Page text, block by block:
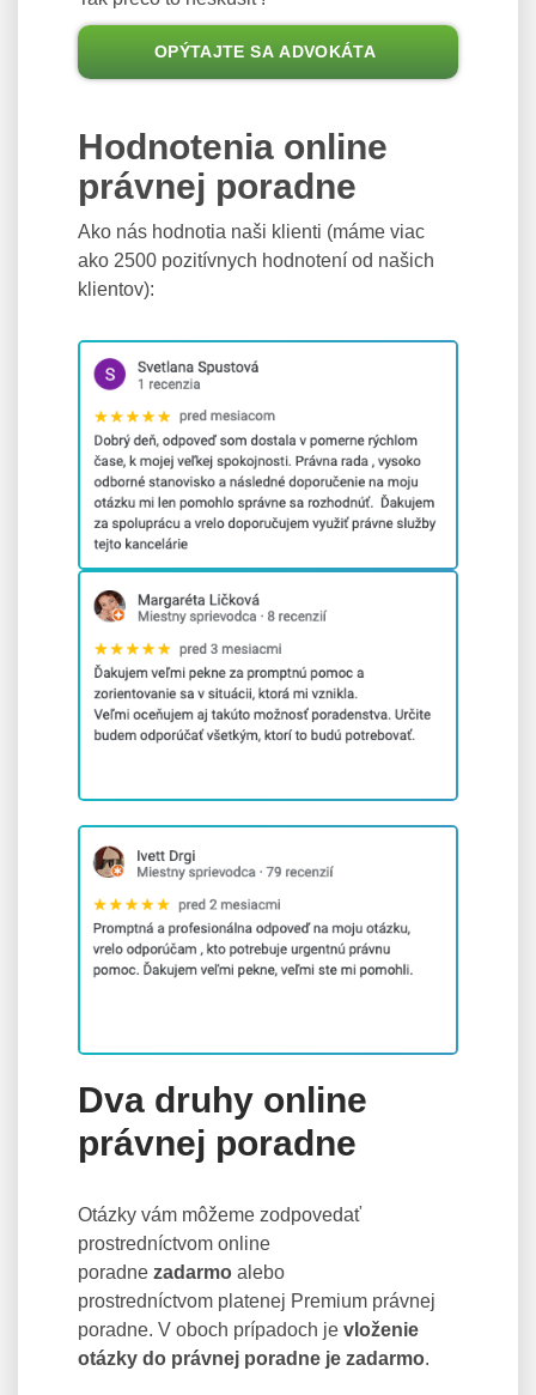
OPÝTAJTE SA ADVOKÁTA
Hodnotenia online
právnej poradne
Ako nás hodnotia naši klienti (máme viac
ako 2500 pozitívnych hodnotení od našich
klientov):
Dva druhy online
právnej poradne
Otázky vám môžeme zodpovedať
prostredníctvom online
poradne zadarmo alebo
prostredníctvom platenej Premium právnej
poradne. V oboch prípadoch je vloženie
otázky do právnej poradne je zadarmo.